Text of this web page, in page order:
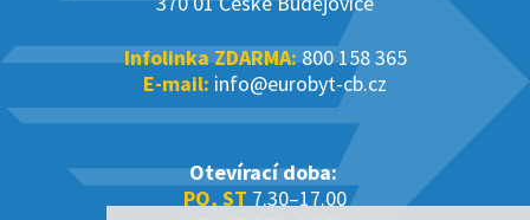
Infolinka ZDARMA:800 158 365
E-mail: info@eurobyt-cb.cz
Otevírací doba:
PO, ST 7.30–17.00